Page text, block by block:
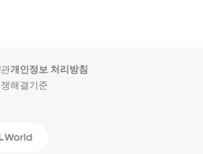
개인정보 처리방침
해결기준
Global